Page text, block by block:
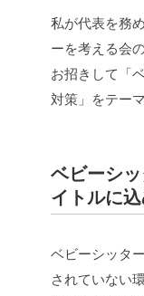
私が代表を務
ーを考える会
お招きして「
対策」をテー
ベビーシ
イトルに
ベビーシッタ
されていない